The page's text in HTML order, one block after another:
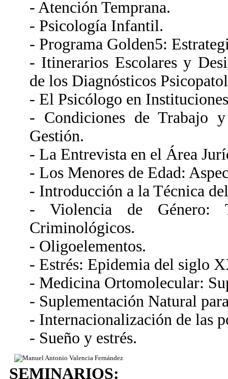
- Atención Temprana.
- Psicología Infantil.
- Programa Golden5:
- Itinerarios Escolares y
de los Diagnósticos
- El Psicólogo en
- Condiciones de Trabajo
Gestión.
- La Entrevista en el Área
- Los Menores de Edad:
- Introducción a la Técnica
- Violencia de Género:
Criminológicos.
- Oligoelementos.
- Estrés: Epidemia del siglo
- Medicina Ortomolecular:
- Suplementación Natural
- Internacionalización de las
- Sueño y estrés.
SEMINARIOS: